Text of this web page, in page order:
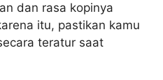
dan rasa kopinya
itu, pastikan kamu
teratur saat